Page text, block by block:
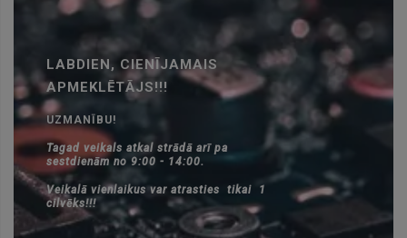
LABDIEN, CIENĪJAMAIS
APMEKLĒTĀJS!!!
UZMANĪBU!
Tagad veikals atkal strādā arī pa
sestdienām no 9:00 - 14:00.
Veikalā vienlaikus var atrasties tikai 1
cilvēks!!!